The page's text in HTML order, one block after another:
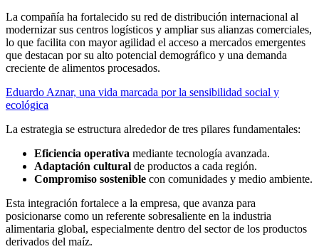
La compañía ha fortalecido su red de distribución internacional al
modernizar sus centros logísticos y ampliar sus alianzas comerciales,
lo que facilita con mayor agilidad el acceso a mercados emergentes
que destacan por su alto potencial demográfico y una demanda
creciente de alimentos procesados.
Eduardo Aznar, una vida marcada por la sensibilidad social y
ecológica
La estrategia se estructura alrededor de tres pilares fundamentales:
Eficiencia operativa mediante tecnología avanzada.
Adaptación cultural de productos a cada región.
Compromiso sostenible con comunidades y medio ambiente.
Esta integración fortalece a la empresa, que avanza para
posicionarse como un referente sobresaliente en la industria
alimentaria global, especialmente dentro del sector de los productos
derivados del maíz.